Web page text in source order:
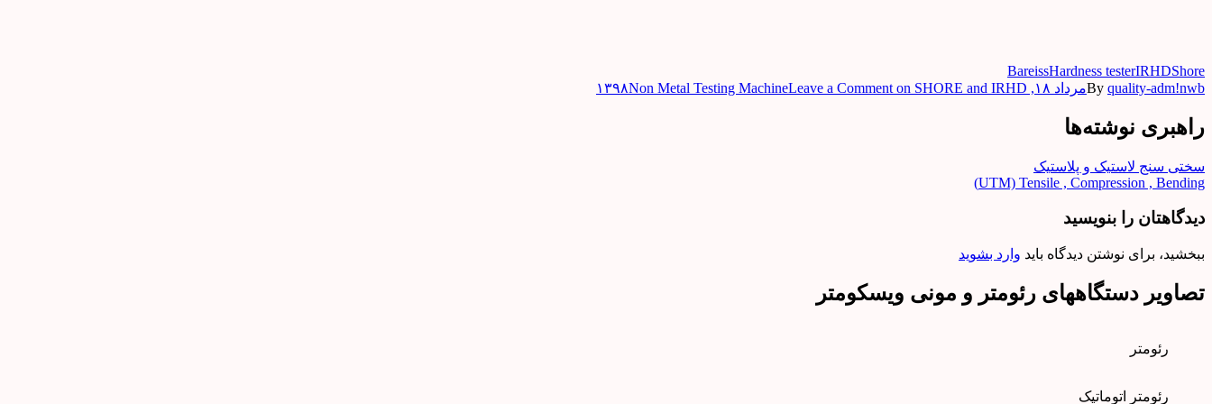
BareissHardness testerIRHDShore
By quality-adm!nwb مرداد ۱۸, ۱۳۹۸ Non Metal Testing MachineLeave a Commenton SHORE and IRHD
راهبری نوشته‌ها
سختی سنج لاستیک و پلاستیک
UTM) Tensile , Compression , Bending)
دیدگاهتان را بنویسید
ببخشید، برای نوشتن دیدگاه باید وارد بشوید
تصاویر دستگاههای رئومتر و مونی ویسکومتر
رئومتر
رئومتر اتوماتیک